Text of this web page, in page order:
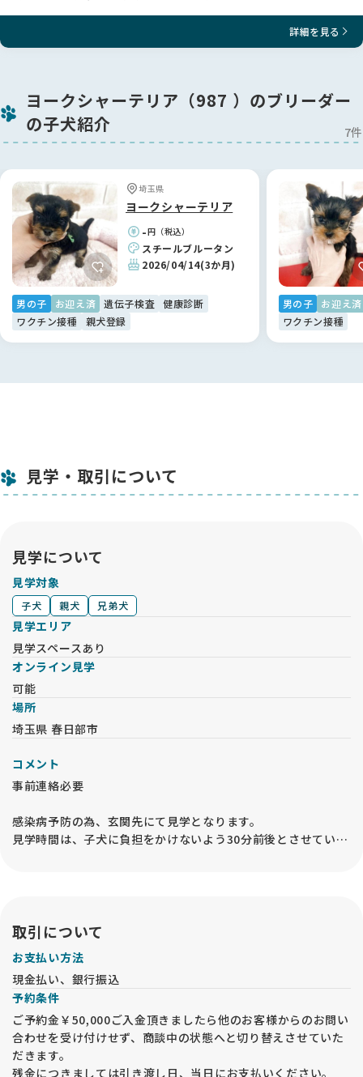
詳細を見る
ヨークシャーテリア（987 ）のブリーダー
の子犬紹介
7件
埼玉県
ヨークシャーテリア
-円（税込）
スチールブルータン
2026/04/14(3か月)
男の子 お迎え済 遺伝子検査
健康診断
ワクチン接種
親犬登録
男の子
お迎え済
ワクチン接種
見学・取引について
見学について
見学対象
子犬 親犬 兄弟犬
見学エリア
見学スペースあり
オンライン見学
可能
場所
埼玉県 春日部市
コメント
事前連絡必要
感染病予防の為、玄関先にて見学となります。
見学時間は、子犬に負担をかけないよう30分前後とさせていた
さい.
他のお客様から先に購入予約が入った場合には見学の予約をキ
ャンセルさせて頂きます。
取引について
お支払い方法
現金払い、銀行振込
予約条件
ご予約金￥50,000ご入金頂きましたら他のお客様からのお問い
合わせを受け付けせず、商談中の状態へと切り替えさせていた
だきます。
残金につきましては引き渡し日、当日にお支払いください。